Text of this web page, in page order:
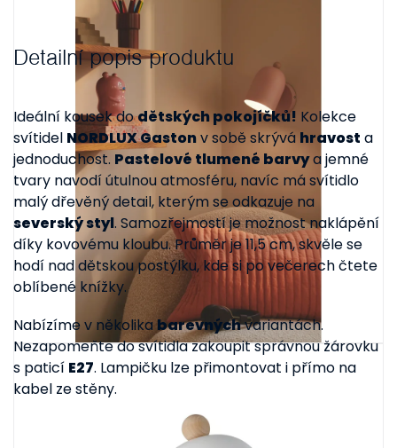
Detailní popis produktu
Ideální kousek dodětských pokojíčků! Kolekce
svítidel NORDLUX Gastonv sobě skrývá hravost a
jednoduchost. Pastelové tlumené barvya jemné
tvary navodí útulnou atmosféru, navíc má svítidlo
malý dřevěný detail, kterým se odkazuje na
severský styl. Samozřejmostí je možnost naklápění
díky kovovému kloubu. Průměr je 11,5 cm, skvěle se
hodí nad dětskou postýlku, kde si po večerech čtete
oblíbené knížky.
Nabízíme v několika barevnýchvariantách.
Nezapomeňte do svítidla zakoupit správnou žárovku
s paticí E27. Lampičku lze přimontovat i přímo na
kabel ze stěny.